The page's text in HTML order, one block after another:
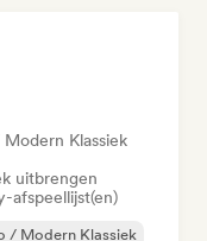
Klassiek
uitbrengen
afspeellijst(en)
/ Modern Klassiek